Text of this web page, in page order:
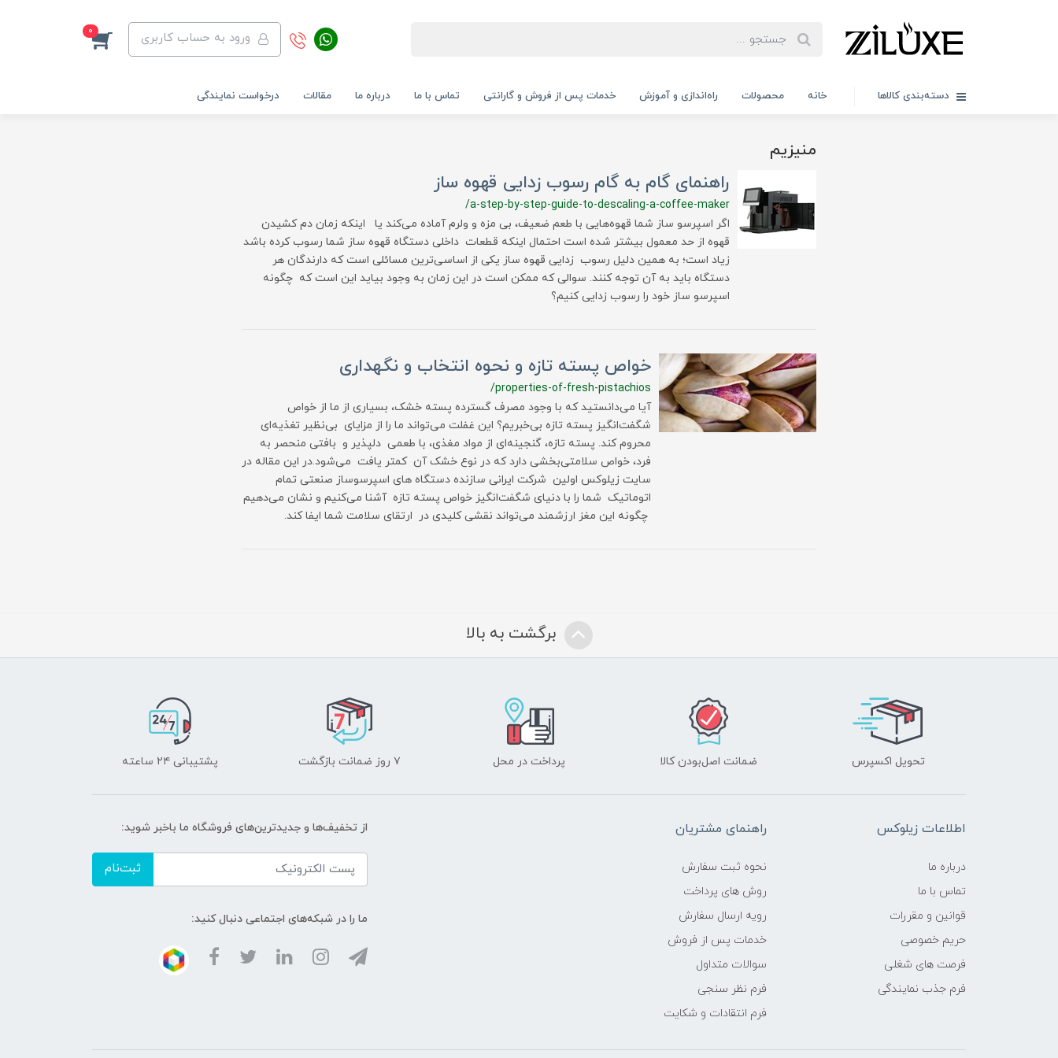
ورود به حساب کاربری 0
دسته‌بندی کالاها خانه محصولات راه‌اندازی و آموزش خدمات پس از فروش و گارانتی تماس با ما درباره ما مقالات درخواست نمایندگی
منیزیم
راهنمای گام به گام رسوب زدایی قهوه ساز
/a-step-by-step-guide-to-descaling-a-coffee-maker
اگر اسپرسو ساز شما قهوه‌هایی با طعم ضعیف، بی مزه و ولرم آماده می‌کند یا اینکه زمان دم کشیدن
قهوه از حد معمول بیشتر شده است احتمال اینکه قطعات داخلی دستگاه قهوه ساز شما رسوب کرده باشد
زیاد است؛ به همین دلیل رسوب زدایی قهوه ساز یکی از اساسی‌ترین مسائلی است که دارندگان هر
دستگاه باید به آن توجه کنند. سوالی که ممکن است در این زمان به وجود بیاید این است که چگونه
اسپرسو ساز خود را رسوب زدایی کنیم؟
خواص پسته تازه و نحوه انتخاب و نگهداری
/properties-of-fresh-pistachios
آیا می‌دانستید که با وجود مصرف گسترده پسته خشک، بسیاری از ما از خواص
شگفت‌انگیز پسته تازه بی‌خبریم؟ این غفلت می‌تواند ما را از مزایای بی‌نظیر تغذیه‌ای
محروم کند. پسته تازه، گنجینه‌ای از مواد مغذی، با طعمی دلپذیر و بافتی منحصر به
فرد، خواص سلامتی‌بخشی دارد که در نوع خشک آن کمتر یافت می‌شود.در این مقاله در
سایت زیلوکس اولین شرکت ایرانی سازنده دستگاه های اسپرسوساز صنعتی تمام
اتوماتیک شما را با دنیای شگفت‌انگیز خواص پسته تازه آشنا می‌کنیم و نشان می‌دهیم
چگونه این مغز ارزشمند می‌تواند نقشی کلیدی در ارتقای سلامت شما ایفا کند.
برگشت به بالا
تحویل اکسپرس ضمانت اصل‌بودن کالا پرداخت در محل ۷ روز ضمانت بازگشت پشتیبانی ۲۴ ساعته
اطلاعات زیلوکس
درباره ما
تماس با ما
قوانین و مقررات
حریم خصوصی
فرصت های شغلی
فرم جذب نمایندگی
راهنمای مشتریان
نحوه ثبت سفارش
روش های پرداخت
رویه ارسال سفارش
خدمات پس از فروش
سوالات متداول
فرم نظر سنجی
فرم انتقادات و شکایت
از تخفیف‌ها و جدیدترین‌های فروشگاه ما باخبر شوید:
ثبت‌نام
ما را در شبکه‌های اجتماعی دنبال کنید: